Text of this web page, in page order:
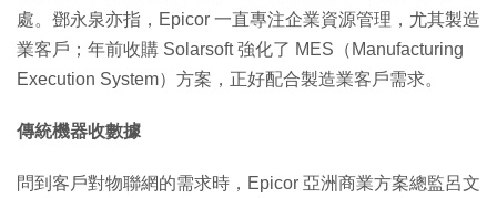
處。鄧永泉亦指，Epicor 一直專注企業資源管理，尤其製造
業客戶；年前收購 Solarsoft 強化了 MES（Manufacturing
Execution System）方案，正好配合製造業客戶需求。
傳統機器收數據
問到客戶對物聯網的需求時，Epicor 亞洲商業方案總監呂文